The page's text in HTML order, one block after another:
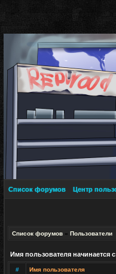
Список форумов Центр
Список форумов » Пользователи
Имя пользователя начинается
# Имя пользователя